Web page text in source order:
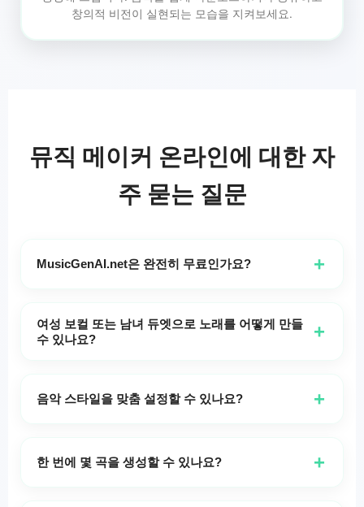
창의적 비전이 실현되는 모습을 지켜보세요.
뮤직 메이커 온라인에 대한 자
주 묻는 질문
MusicGenAI.net은 완전히 무료인가요? +
액세스하기 위해 로그인할 필요가 없습니다. 가입이나
기타 제약 없이 즉시 음악 제작을 시작할 수 있습니다.
여성 보컬 또는 남녀 듀엣으로 노래를 어떻게 만들
수 있나요?
+
듀엣을 만들 수 있습니다. 각 가사 섹션의 시작 부분에
음성 태그를 추가하기만 하면 됩니다. 예:
노래에 남성 보컬만 원하면 각 구절 앞에 Male Vocal을
음악 스타일을 맞춤 설정할 수 있나요? +
오 중에서 선택할 수 있습니다. 저희 온라인 음악 제작
도구는 완전한 맞춤화를 위해 여러 장르, 분위기, 보컬
한 번에 몇 곡을 생성할 수 있나요? +